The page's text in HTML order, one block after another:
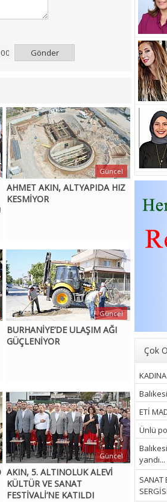
Çok
ETİ
Ünlü
yandı...
SANAT
Gönder
AHMET AKIN, ALTYAPIDA HIZ
KESMİYOR
Güncel
BURHANİYE’DE ULAŞIM AĞI
GÜÇLENİYOR
Güncel
AKIN, 5. ALTINOLUK ALEVİ
KÜLTÜR VE SANAT
FESTİVALİ’NE KATILDI
Güncel